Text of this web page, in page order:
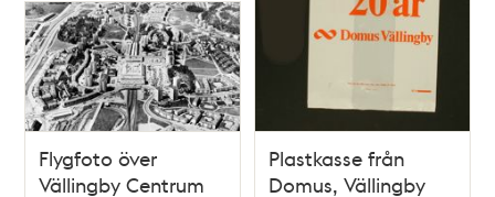
Flygfoto över
Vällingby Centrum
Plastkasse från
Domus, Vällingby